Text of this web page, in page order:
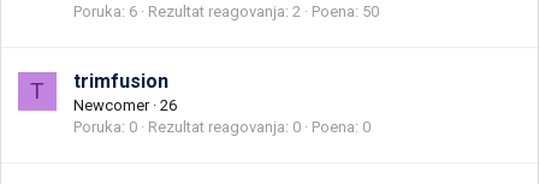
Poruka 6 Rezultat reagovanja 2 Poena 50
T trimfusion
Newcomer · 26
Poruka 0 Rezultat reagovanja 0 Poena 0